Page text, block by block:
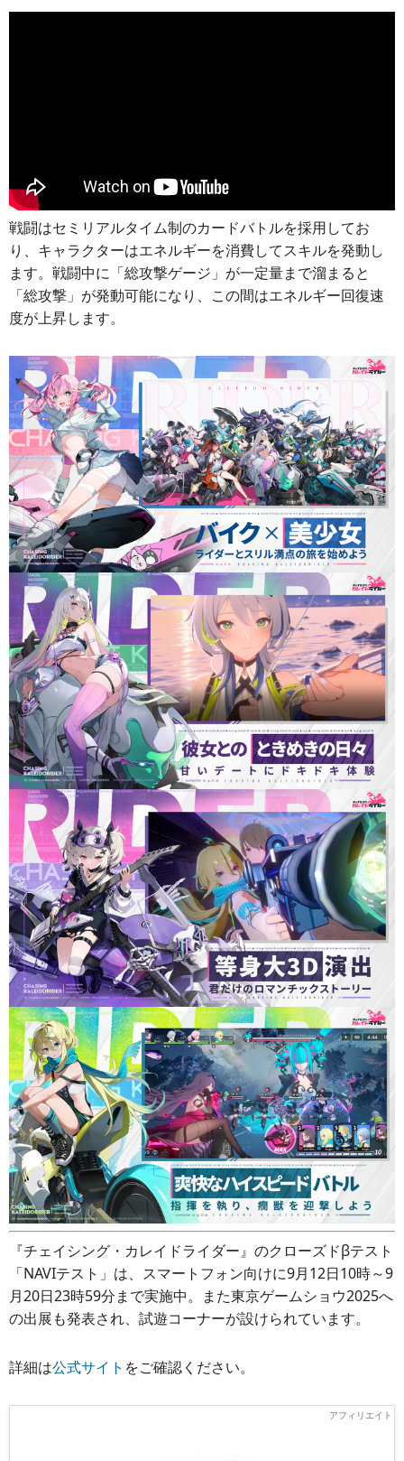
戦闘はセミリアルタイム制のカードバトルを採用してお
り、キャラクターはエネルギーを消費してスキルを発動し
ます。戦闘中に「総攻撃ゲージ」が一定量まで溜まると
「総攻撃」が発動可能になり、この間はエネルギー回復速
度が上昇します。
『チェイシング・カレイドライダー』のクローズドβテスト
「NAVIテスト」は、スマートフォン向けに9月12日10時～9
月20日23時59分まで実施中。また東京ゲームショウ2025へ
の出展も発表され、試遊コーナーが設けられています。
詳細は公式サイト をご確認ください。